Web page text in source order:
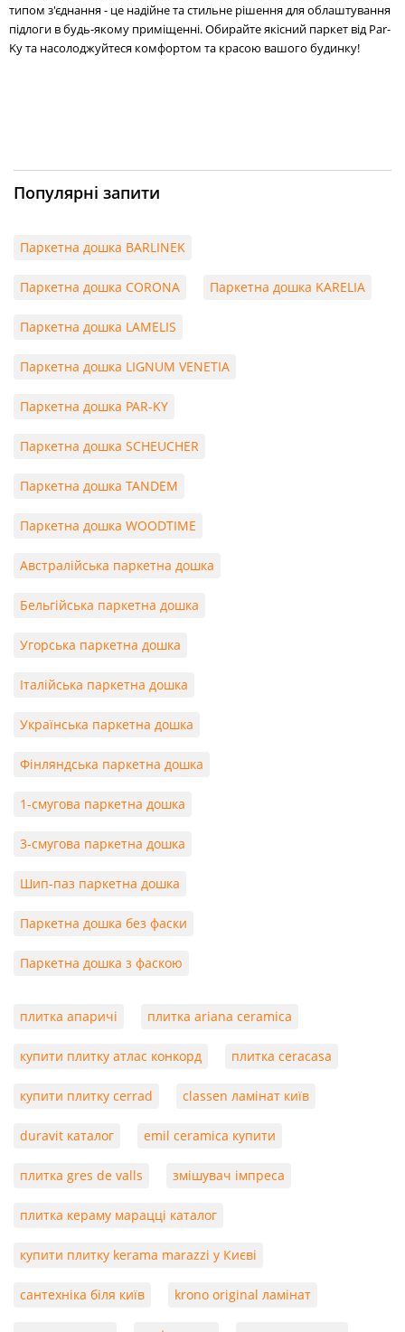
типом з'єднання - це надійне та стильне рішення для облаштування
підлоги в будь-якому приміщенні. Обирайте якісний паркет від Par-
Ky та насолоджуйтеся комфортом та красою вашого будинку!
Популярні запити
Паркетна дошка BARLINEK
Паркетна дошка CORONA Паркетна дошка KARELIA
Паркетна дошка LAMELIS
Паркетна дошка LIGNUM VENETIA
Паркетна дошка PAR-KY
Паркетна дошка SCHEUCHER
Паркетна дошка TANDEM
Паркетна дошка WOODTIME
Австралійська паркетна дошка
Бельгійська паркетна дошка
Угорська паркетна дошка
Італійська паркетна дошка
Українська паркетна дошка
Фінляндська паркетна дошка
1-смугова паркетна дошка
3-смугова паркетна дошка
Шип-паз паркетна дошка
Паркетна дошка без фаски
Паркетна дошка з фаскою
плитка апаричі плитка ariana ceramica
купити плитку атлас конкорд плитка ceracasa
купити плитку cerrad classen ламінат київ
duravit каталог emil ceramica купити
плитка gres de valls змішувач імпреса
плитка кераму марацці каталог
купити плитку kerama marazzi у Києві
сантехніка біля київ krono original ламінат